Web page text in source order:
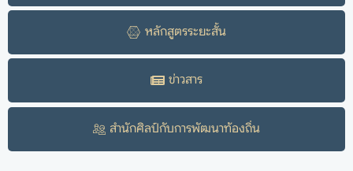
หลักสูตรระยะสั้น
ข่าวสาร
สำนักศิลป์กับการพัฒนาท้องถิ่น